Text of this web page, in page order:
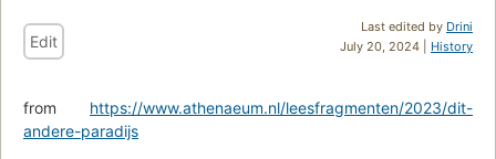
Last edited by Drini
July 20, 2024 | History
Edit
from https://www.athenaeum.nl/leesfragmenten/2023/dit-
andere-paradijs